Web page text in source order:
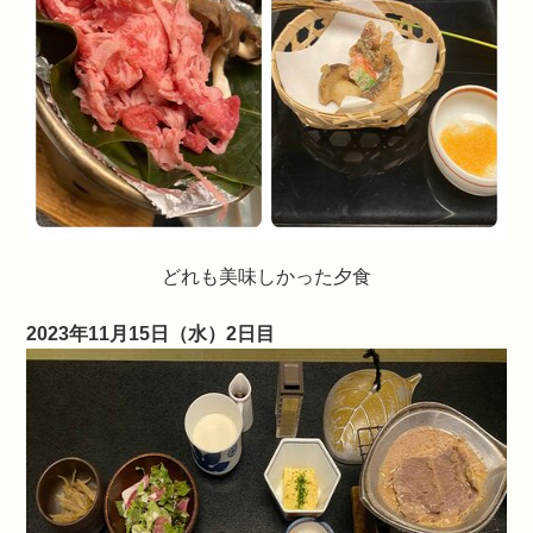
どれも美味しかった夕食
2023年11月15日（水）2日目